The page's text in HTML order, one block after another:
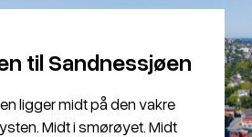
til Sandnessjøen
ligger midt på den vakre
Midt i smørøyet. Midt